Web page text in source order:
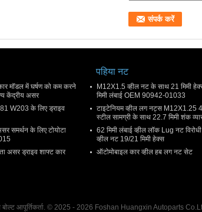
मॉडल में घर्षण को कम करने
केंद्रीय असर
W203 के लिए ड्राइव
समर्थन के लिए टोयोटा
असर ड्राइव शाफ्ट कार
पहिया नट
M12X1.5 व्हील नट के साथ 21 मिमी
मिमी लंबाई OEM 90942-01033
टाइटेनियम व्हील लग नट्स M12X1.25
स्टील सामग्री के साथ 22.7 मिमी शंक
62 मिमी लंबाई व्हील लॉक Lug नट विरोधी
व्हील नट 19/21 मिमी हेक्स
ऑटोमोबाइल कार व्हील हब लग नट सेट
बोल्ट आपूर्तिकर्ता. © 2025 - 2026 Foshan Huangxin Autoparts